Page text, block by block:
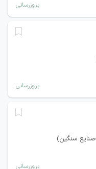
بروزرسانی
بروزرسانی
سنگین)
بروزرسانی